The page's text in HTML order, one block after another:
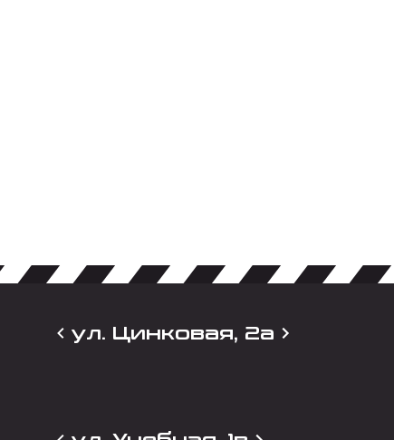
ул. Цинковая, 2а